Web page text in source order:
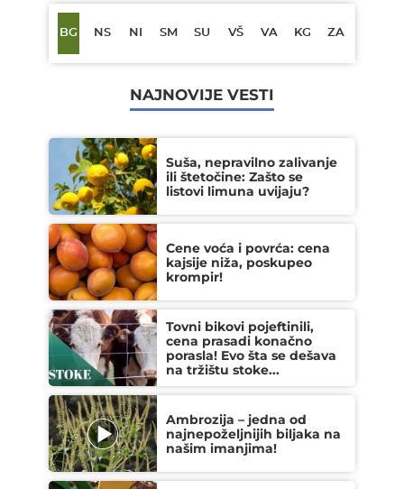
BG NS NI SM SU VŠ VA KG ZA
NAJNOVIJE VESTI
Suša, nepravilno zalivanje
ili štetočine: Zašto se
listovi limuna uvijaju?
Cene voća i povrća: cena
kajsije niža, poskupeo
krompir!
Tovni bikovi pojeftinili,
cena prasadi konačno
porasla! Evo šta se dešava
na tržištu stoke...
Ambrozija – jedna od
najnepoželjnijih biljaka na
našim imanjima!